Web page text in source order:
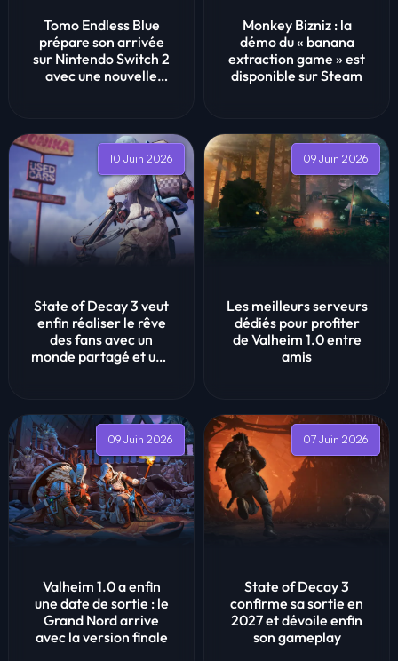
Tomo Endless Blue
prépare son arrivée
sur Nintendo Switch 2
avec une nouvelle
Monkey Bizniz : la
démo du « banana
extraction game » est
disponible sur Steam
10 Juin 2026
State of Decay 3 veut
enfin réaliser le rêve
des fans avec un
monde partagé et une
09 Juin 2026
Les meilleurs serveurs
dédiés pour profiter
de Valheim 1.0 entre
amis
09 Juin 2026
Valheim 1.0 a enfin
une date de sortie : le
Grand Nord arrive
avec la version finale
07 Juin 2026
State of Decay 3
confirme sa sortie en
2027 et dévoile enfin
son gameplay